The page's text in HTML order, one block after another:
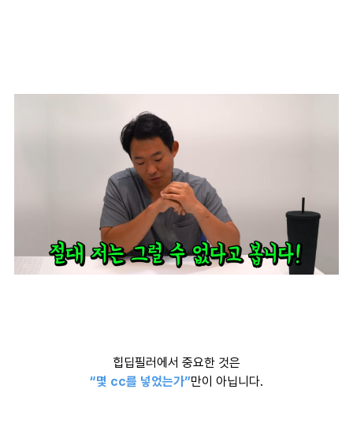
힙딥필러에서 중요한 것은
“몇 cc를 넣었는가”만이 아닙니다.